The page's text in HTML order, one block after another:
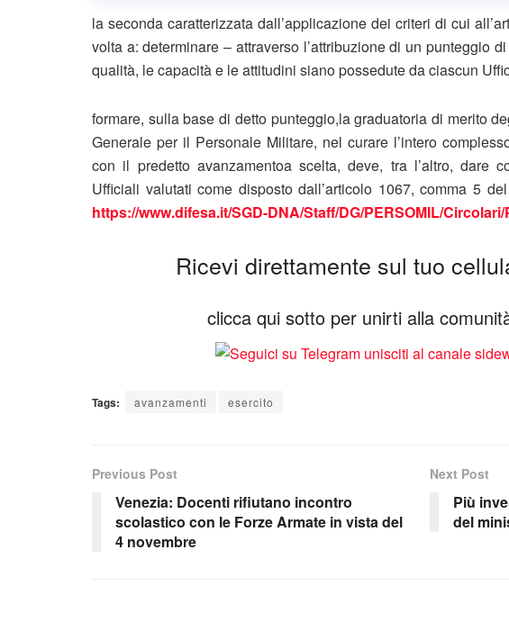
la seconda caratterizzata dall’applicazione dei criteri di cui
volta a: determinare – attraverso l’attribuzione di un punteggio
qualità, le capacità e le attitudini siano possedute da ciascun
formare, sulla base di detto punteggio,la graduatoria di merito
Generale per il Personale Militare, nel curare l’intero
con il predetto avanzamentoa scelta, deve, tra l’altro, dare
Ufficiali valutati come disposto dall’articolo 1067, comma 5 del
https://www.difesa.it/SGD-DNA/Staff/DG/PERSOMIL/
Ricevi direttamente sul tuo
clicca qui sotto per unirti alla
Tags: avanzamenti esercito
Previous Post
Venezia: Docenti rifiutano incontro
scolastico con le Forze Armate in vista del
4 novembre
Next Post
Più
del